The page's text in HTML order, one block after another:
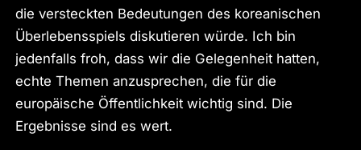
die versteckten Bedeutungen des koreanischen
Überlebensspiels diskutieren würde. Ich bin
jedenfalls froh, dass wir die Gelegenheit hatten,
echte Themen anzusprechen, die für die
europäische Öffentlichkeit wichtig sind. Die
Ergebnisse sind es wert.